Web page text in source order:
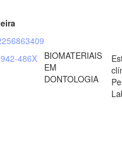
486X
BIOMATERIAIS
EM
DONTOLOGIA